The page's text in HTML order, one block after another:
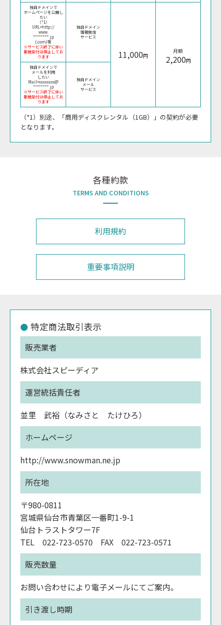
独自ドメインで
ホームページを公開し
たい
（*1）
URL=http://
www.
********.jp
(.com)等
※サービス終了に伴い
新規受付は停止してお
ります
独自ドメイン
情報発信
サービス
11,000円
月額
2,200円
独自ドメインで
メールを利用
したい
Mail=xxxxxxxx@
********.jp
※サービス終了に伴い
新規受付は停止してお
ります
独自ドメイン
メール
サービス
（*1）別途、「商用ディスクレンタル（1GB）」の契約が必要
となります。
各種約款
TERMS AND CONDITIONS
利用規約
重要事項説明
特定商法取引表示
販売業者
株式会社スピーディア
運営統括責任者
並里 武裕（なみさと たけひろ）
ホームページ
http://www.snowman.ne.jp
所在地
〒980-0811
宮城県仙台市青葉区一番町1-9-1
仙台トラストタワー7F
TEL 022-723-0570 FAX 022-723-0571
販売数量
お問い合わせにより電子メールにてご案内。
引き渡し時期